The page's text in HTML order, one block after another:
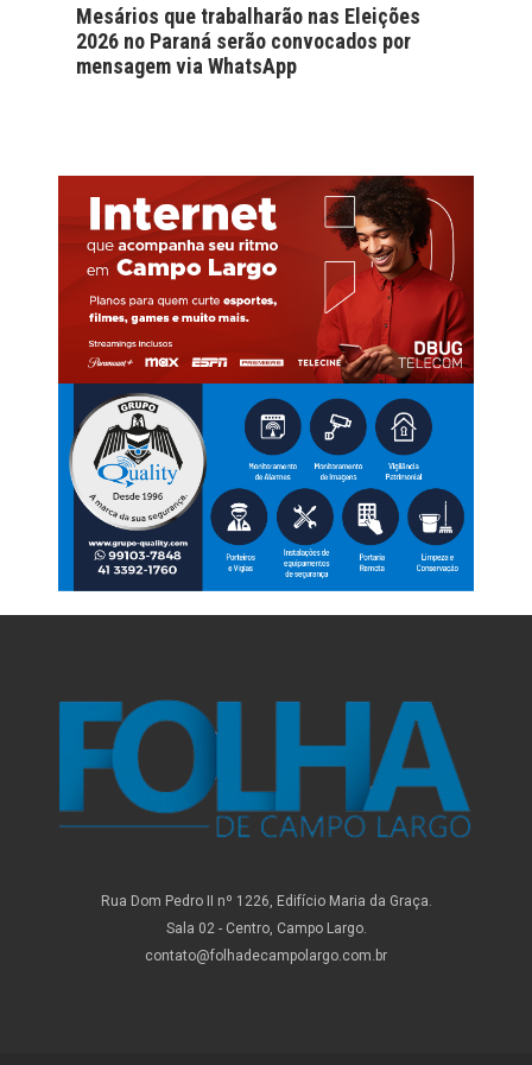
Mesários que trabalharão nas Eleições
2026 no Paraná serão convocados por
mensagem via WhatsApp
Rua Dom Pedro II nº 1226, Edifício Maria da Graça.
Sala 02 - Centro, Campo Largo.
contato@folhadecampolargo.com.br